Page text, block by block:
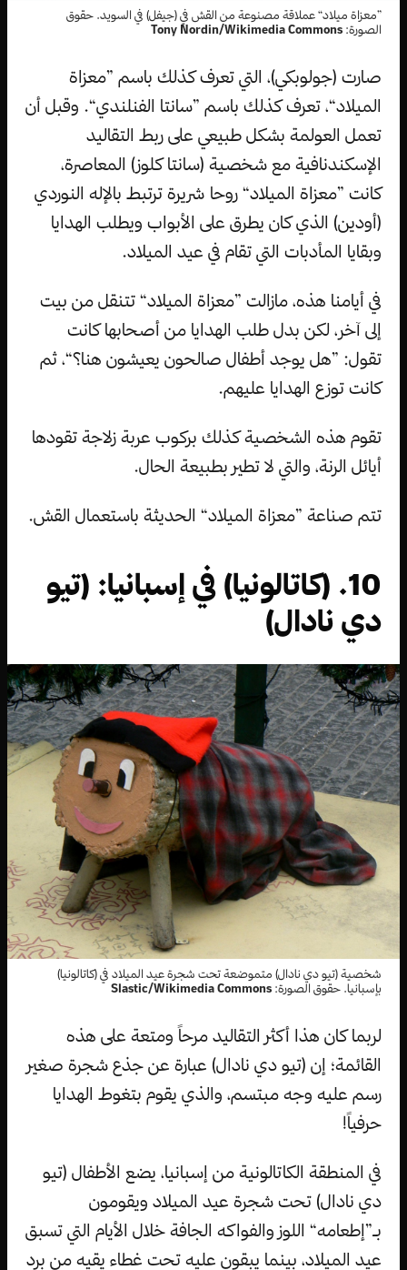
”معزاة ميلاد“ عملاقة مصنوعة من القش في (جيفل) في السويد. حقوق
الصورة: Tony Nordin/Wikimedia Commons
صارت (جولوبكي)، التي تعرف كذلك باسم ”معزاة
الميلاد“، تعرف كذلك باسم ”سانتا الفنلندي“. وقبل أن
تعمل العولمة بشكل طبيعي على ربط التقاليد
الإسكندنافية مع شخصية (سانتا كلوز) المعاصرة،
كانت ”معزاة الميلاد“ روحا شريرة ترتبط بالإله النوردي
(أودين) الذي كان يطرق على الأبواب ويطلب الهدايا
وبقايا المأدبات التي تقام في عيد الميلاد.
في أيامنا هذه، مازالت ”معزاة الميلاد“ تتنقل من بيت
إلى آخر، لكن بدل طلب الهدايا من أصحابها كانت
تقول: ”هل يوجد أطفال صالحون يعيشون هنا؟“، ثم
كانت توزع الهدايا عليهم.
تقوم هذه الشخصية كذلك بركوب عربة زلاجة تقودها
أيائل الرنة، والتي لا تطير بطبيعة الحال.
تتم صناعة ”معزاة الميلاد“ الحديثة باستعمال القش.
10. (كاتالونيا) في إسبانيا: (تيو
دي نادال)
شخصية (تيو دي نادال) متموضعة تحت شجرة عيد الميلاد في (كاتالونيا)
بإسبانيا. حقوق الصورة: Slastic/Wikimedia Commons
لربما كان هذا أكثر التقاليد مرحاً ومتعة على هذه
القائمة؛ إن (تيو دي نادال) عبارة عن جذع شجرة صغير
رسم عليه وجه مبتسم، والذي يقوم بتغوط الهدايا
حرفياً!
في المنطقة الكاتالونية من إسبانيا، يضع الأطفال (تيو
دي نادال) تحت شجرة عيد الميلاد ويقومون
بـ”إطعامه“ اللوز والفواكه الجافة خلال الأيام التي تسبق
عيد الميلاد، بينما يبقون عليه تحت غطاء يقيه من برد